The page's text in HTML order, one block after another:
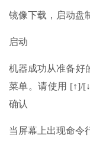
镜像下载，启动盘
启动
机器成功从准备好
菜单。请使用 [↑]/
确认
当屏幕上出现命令